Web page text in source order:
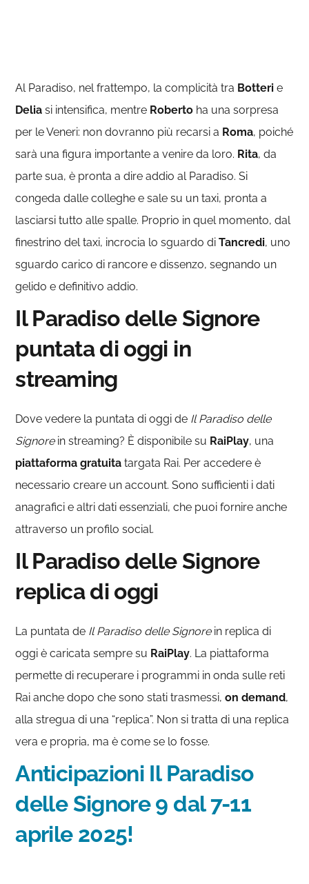
Al Paradiso, nel frattempo, la complicità tra Botteri e
Delia si intensifica, mentre Roberto ha una sorpresa
per le Veneri: non dovranno più recarsi a Roma, poiché
sarà una figura importante a venire da loro. Rita, da
parte sua, è pronta a dire addio al Paradiso. Si
congeda dalle colleghe e sale su un taxi, pronta a
lasciarsi tutto alle spalle. Proprio in quel momento, dal
finestrino del taxi, incrocia lo sguardo diTancredi, uno
sguardo carico di rancore e dissenzo, segnando un
gelido e definitivo addio.
Il Paradiso delle Signore
puntata di oggi in
streaming
Dove vedere la puntata di oggi de Il Paradiso delle
Signorein streaming? È disponibile su RaiPlay, una
piattaforma gratuita targata Rai. Per accedere è
necessario creare un account. Sono sufficienti i dati
anagrafici e altri dati essenziali, che puoi fornire anche
attraverso un profilo social.
Il Paradiso delle Signore
replica di oggi
La puntata de Il Paradiso delle Signorein replica di
oggi è caricata sempre su RaiPlay. La piattaforma
permette di recuperare i programmi in onda sulle reti
Rai anche dopo che sono stati trasmessi, on demand,
alla stregua di una “replica”. Non si tratta di una replica
vera e propria, ma è come se lo fosse.
Anticipazioni Il Paradiso
delle Signore 9 dal 7-11
aprile 2025!